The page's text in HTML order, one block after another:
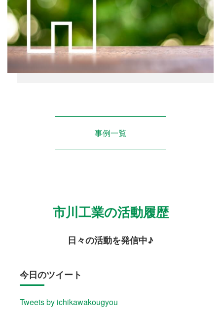
事例一覧
市川工業の活動履歴
日々の活動を発信中♪
今日のツイート
Tweets by ichikawakougyou